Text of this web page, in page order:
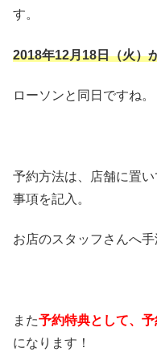
す。
2018年12月18日（火）
ローソンと同日ですね。
予約方法は、店舗に置
事項を記入。
お店のスタッフさんへ
また予約特典として、
になります！